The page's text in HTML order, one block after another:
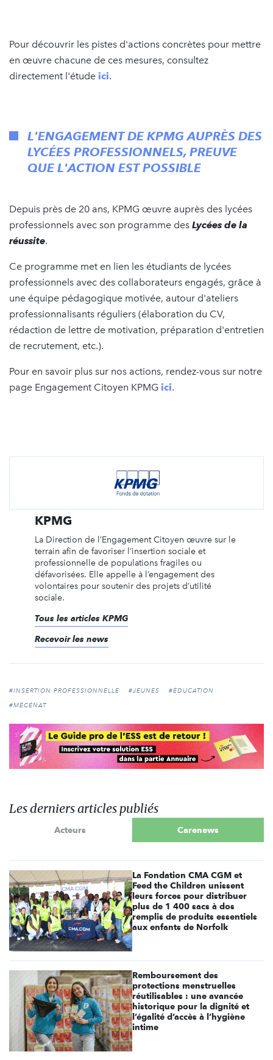
Pour découvrir les pistes d'actions concrètes pour mettre
en œuvre chacune de ces mesures, consultez
directement l'étude ici.
L'ENGAGEMENT DE KPMG AUPRÈS DES
LYCÉES PROFESSIONNELS, PREUVE
QUE L'ACTION EST POSSIBLE
Depuis près de 20 ans, KPMG œuvre auprès des lycées
professionnels avec son programme des Lycées de la
réussite.
Ce programme met en lien les étudiants de lycées
professionnels avec des collaborateurs engagés, grâce à
une équipe pédagogique motivée, autour d'ateliers
professionnalisants réguliers (élaboration du CV,
rédaction de lettre de motivation, préparation d'entretien
de recrutement, etc.).
Pour en savoir plus sur nos actions, rendez-vous sur notre
page Engagement Citoyen KPMG ici.
KPMG
La Direction de l’Engagement Citoyen œuvre sur le
terrain afin de favoriser l’insertion sociale et
professionnelle de populations fragiles ou
défavorisées. Elle appelle à l’engagement des
volontaires pour soutenir des projets d’utilité
sociale.
Tous les articles KPMG
Recevoir les news
#INSERTION PROFESSIONNELLE #JEUNES
#ÉDUCATION
#MÉCÉNAT
Les derniers articles publiés
Acteurs Carenews
La Fondation CMA CGM et
Feed the Children unissent
leurs forces pour distribuer
plus de 1 400 sacs à dos
remplis de produits essentiels
aux enfants de Norfolk
Remboursement des
protections menstruelles
réutilisables : une avancée
historique pour la dignité et
l’égalité d’accès à l’hygiène
intime